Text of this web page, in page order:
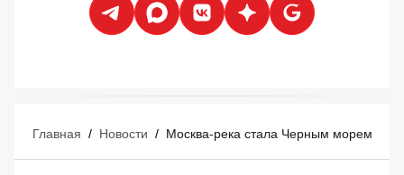
Главная / Новости / Москва-река стала Черным морем